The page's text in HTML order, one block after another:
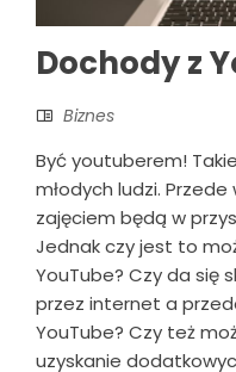
Dochody z
Biznes
Być youtuberem!
młodych ludzi.
zajęciem będą w
Jednak czy jest to
YouTube? Czy da się
przez internet a
YouTube? Czy też
uzyskanie